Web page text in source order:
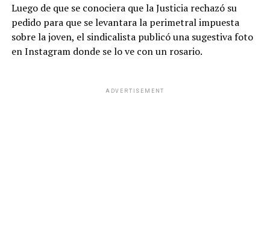
Luego de que se conociera que la Justicia rechazó su
pedido para que se levantara la perimetral impuesta
sobre la joven, el sindicalista publicó una sugestiva foto
en Instagram donde se lo ve con un rosario.
ADVERTISEMENT